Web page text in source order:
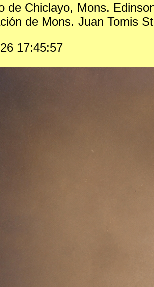
de Chiclayo, Mons.
de Mons. Juan Tomis
17:45:57